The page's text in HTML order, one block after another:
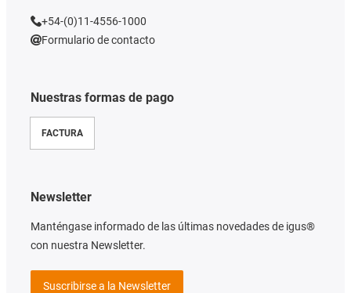
Nuestras formas de pago
FACTURA
+54-(0)11-4556-1000
Formulario de contacto
Newsletter
Manténgase informado de las últimas novedades de igus®
con nuestra Newsletter.
Suscribirse a la Newsletter